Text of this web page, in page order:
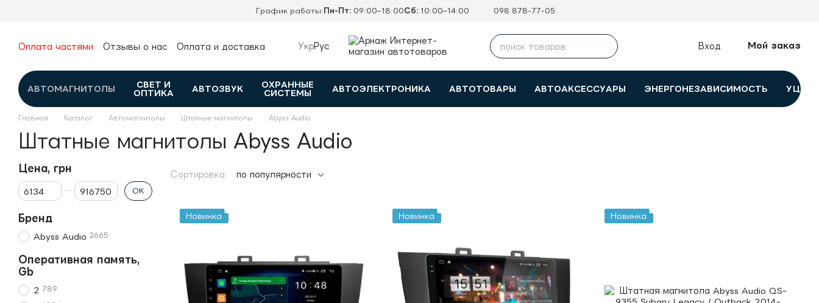
График работы: Пн-Пт:09:00–18:00Сб:10:00–14:00 098 878-77-05
Оплата частями Отзывы о нас
Оплата и доставка
Контакты
Каталог
УкрРус Вход Мой заказ
АВТОМАГНИТОЛЫ
СВЕТ И
ОПТИКА
АВТОЗВУК
ОХРАННЫЕ
СИСТЕМЫ
АВТОЭЛЕКТРОНИКА АВТОТОВАРЫ АВТОАКСЕССУАРЫ ЭНЕРГОНЕЗАВИСИМОСТЬ
Главная Каталог Автомагнитолы Штатные магнитолы Abyss Audio
Штатные магнитолы Abyss Audio
Сортировка: по популярности
Новинка Новинка Новинка
Цена, грн
От Цена, грн
До Цена, грн
OK
Бренд
Abyss Audio 2665
Оперативная память,
Gb
2 789